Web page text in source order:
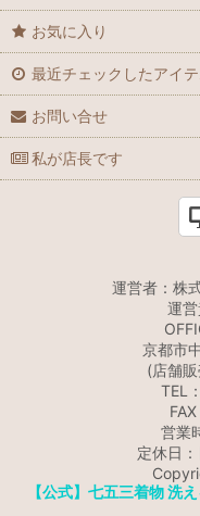
お気に入り
最近チェックしたアイテ
お問い合せ
私が店長です
運営者：株
運
京都市
(店舗
TEL
営業
定休日
【公式】七五三着物 洗